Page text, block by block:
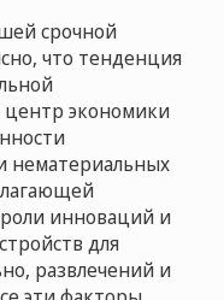
срочной
что тенденция
центр экономики
нематериальных
инноваций и
для
развлечений и